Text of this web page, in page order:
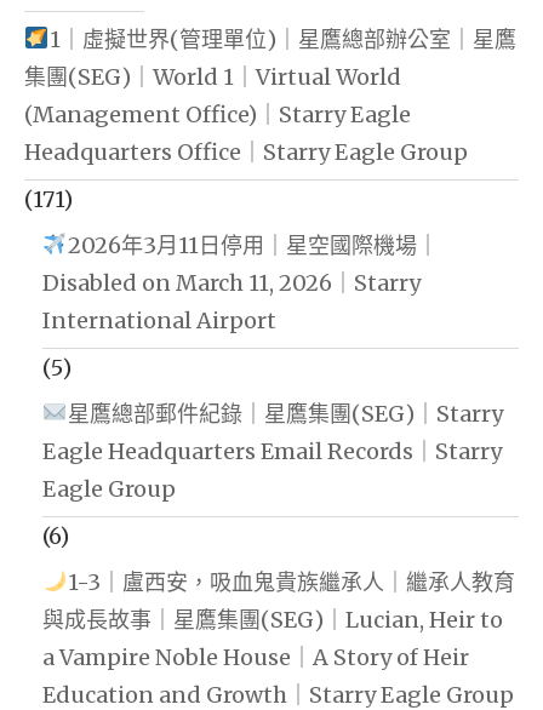
1｜虛擬世界(管理單位)｜星鷹總部辦公室｜星鷹
集團(SEG)｜World 1｜Virtual World
(Management Office)｜Starry Eagle
Headquarters Office｜Starry Eagle Group
(171)
2026年3月11日停用｜星空國際機場｜
Disabled on March 11, 2026｜Starry
International Airport
(5)
星鷹總部郵件紀錄｜星鷹集團(SEG)｜Starry
Eagle Headquarters Email Records｜Starry
Eagle Group
(6)
1-3｜盧西安，吸血鬼貴族繼承人｜繼承人教育
與成長故事｜星鷹集團(SEG)｜Lucian, Heir to
a Vampire Noble House｜A Story of Heir
Education and Growth｜Starry Eagle Group